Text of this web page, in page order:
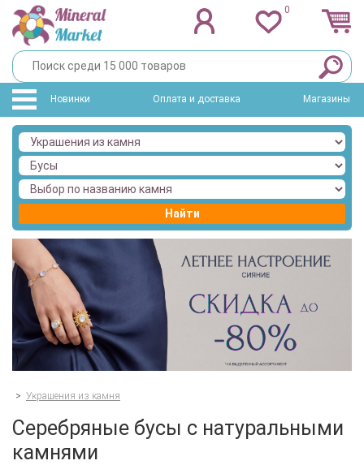
0
Новинки Оплата и доставка Магазины
Найти
> Украшения из камня
Серебряные бусы с натуральными
камнями